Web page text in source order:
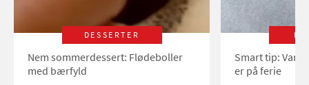
DESSERTER
Nem sommerdessert: Flødeboller
med bærfyld
Smart tip:
er på ferie